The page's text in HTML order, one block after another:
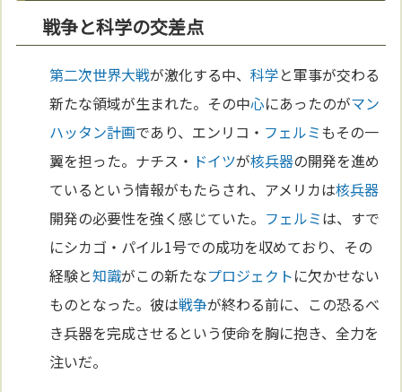
戦争と科学の交差点
第二次世界大戦が激化する中、科学と軍事が交わる
新たな領域が生まれた。その中心にあったのがマン
ハッタン計画であり、エンリコ・ フェルミもその一
翼を担った。ナチス・ ドイツが核兵器の開発を進め
ているという情報がもたらされ、アメリカは核兵器
開発の必要性を強く感じていた。 フェルミは、すで
にシカゴ・パイル1号での成功を収めており、その
経験と知識がこの新たなプロジェクトに欠かせない
ものとなった。彼は戦争が終わる前に、この恐るべ
き兵器を完成させるという使命を胸に抱き、全力を
注いだ。